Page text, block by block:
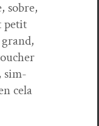
sobre,
petit
sim­
cela